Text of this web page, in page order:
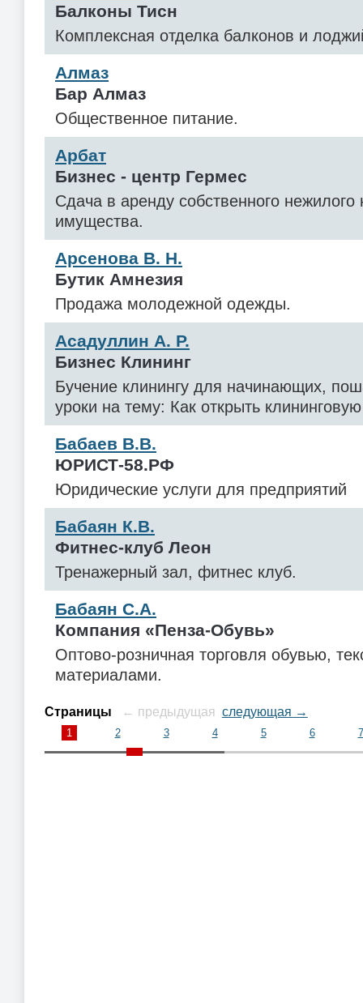
Балконы Тисн
Комплексная отделка балконов и
Алмаз
Бар Алмаз
Общественное питание.
Арбат
Бизнес - центр Гермес
Сдача в аренду собственного нежилого
имущества.
Арсенова В. Н.
Бутик Амнезия
Продажа молодежной одежды.
Асадуллин А. Р.
Бизнес Клининг
Бучение клинингу для начинающих,
уроки на тему: Как открыть
Бабаев В.В.
ЮРИСТ-58.РФ
Юридические услуги для предприятий
Бабаян К.В.
Фитнес-клуб Леон
Тренажерный зал, фитнес клуб.
Бабаян С.А.
Компания «Пенза-Обувь»
Оптово-розничная торговля обувью,
материалами.
Страницы ← предыдущая следующая →
1 2 3 4 5 6 7